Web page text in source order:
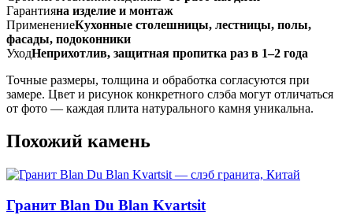
Гарантияна изделие и монтаж
ПрименениеКухонные столешницы, лестницы, полы,
фасады, подоконники
УходНеприхотлив, защитная пропитка раз в 1–2 года
Точные размеры, толщина и обработка согласуются при
замере. Цвет и рисунок конкретного слэба могут отличаться
от фото — каждая плита натурального камня уникальна.
Похожий камень
Гранит Blan Du Blan Kvartsit